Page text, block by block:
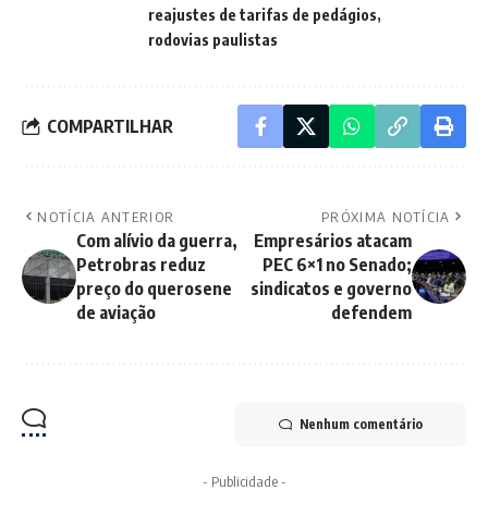
reajustes de tarifas de pedágios
rodovias paulistas
COMPARTILHAR
NOTÍCIA ANTERIOR
Com alívio da guerra,
Petrobras reduz
preço do querosene
de aviação
PRÓXIMA NOTÍCIA
Empresários atacam
PEC 6×1 no Senado;
sindicatos e governo
defendem
Nenhum comentário
- Publicidade -